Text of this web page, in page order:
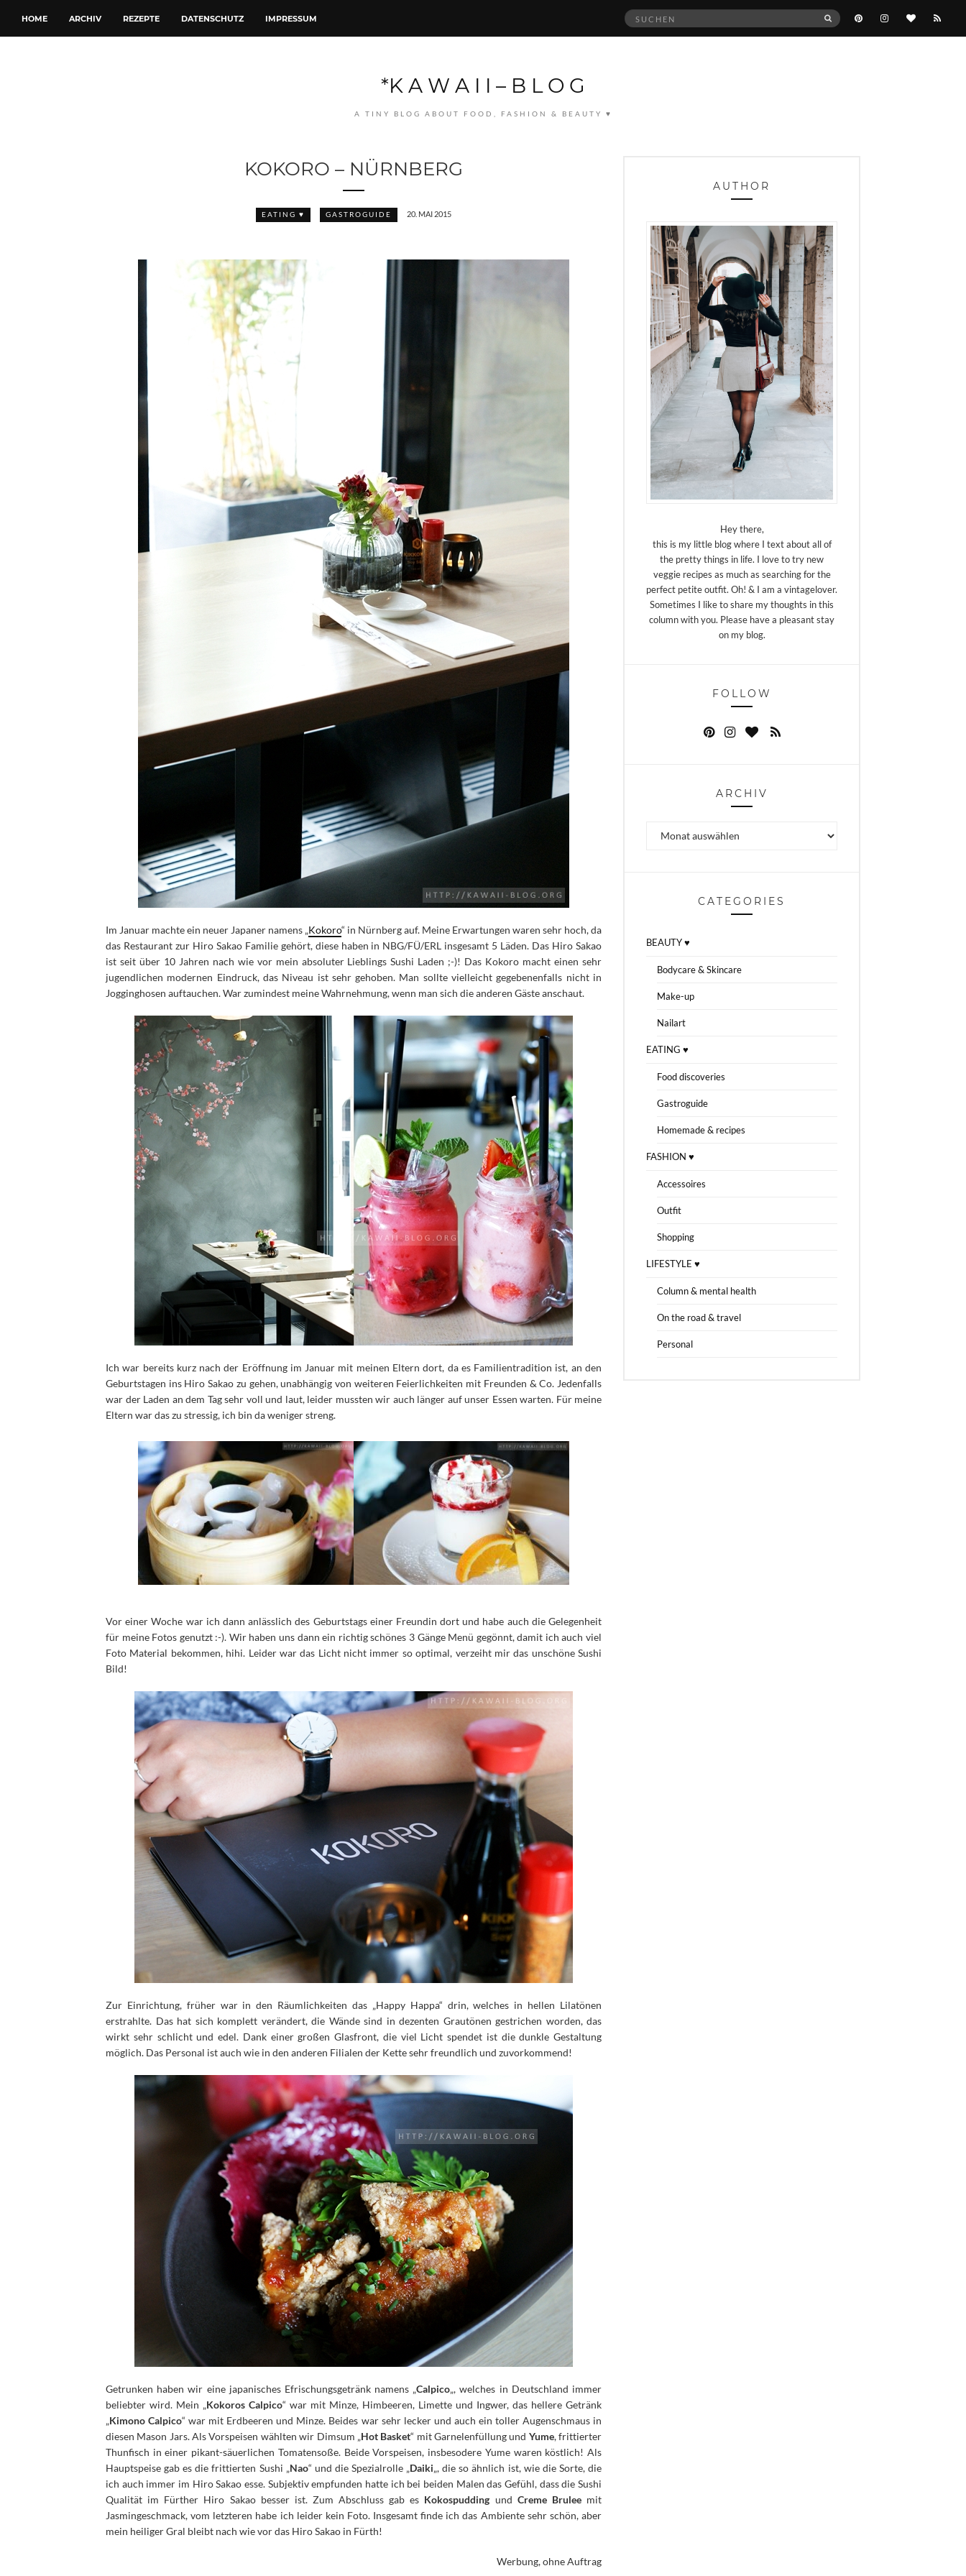
HOME ARCHIV REZEPTE DATENSCHUTZ IMPRESSUM
Suche
SUCHEN
*K A W A I I – B L O G
A TINY BLOG ABOUT FOOD, FASHION & BEAUTY ♥
KOKORO – NÜRNBERG
EATING ♥ GASTROGUIDE 20. MAI 2015
Im Januar machte ein neuer Japaner namens „Kokoro“ in Nürnberg auf. Meine Erwartungen waren sehr hoch, da
das Restaurant zur Hiro Sakao Familie gehört, diese haben in NBG/FÜ/ERL insgesamt 5 Läden. Das Hiro Sakao
ist seit über 10 Jahren nach wie vor mein absoluter Lieblings Sushi Laden ;-)! Das Kokoro macht einen sehr
jugendlichen modernen Eindruck, das Niveau ist sehr gehoben. Man sollte vielleicht gegebenenfalls nicht in
Jogginghosen auftauchen. War zumindest meine Wahrnehmung, wenn man sich die anderen Gäste anschaut.
Ich war bereits kurz nach der Eröffnung im Januar mit meinen Eltern dort, da es Familientradition ist, an den
Geburtstagen ins Hiro Sakao zu gehen, unabhängig von weiteren Feierlichkeiten mit Freunden & Co. Jedenfalls
war der Laden an dem Tag sehr voll und laut, leider mussten wir auch länger auf unser Essen warten. Für meine
Eltern war das zu stressig, ich bin da weniger streng.
Vor einer Woche war ich dann anlässlich des Geburtstags einer Freundin dort und habe auch die Gelegenheit
für meine Fotos genutzt :-). Wir haben uns dann ein richtig schönes 3 Gänge Menü gegönnt, damit ich auch viel
Foto Material bekommen, hihi. Leider war das Licht nicht immer so optimal, verzeiht mir das unschöne Sushi
Bild!
Zur Einrichtung, früher war in den Räumlichkeiten das „Happy Happa“ drin, welches in hellen Lilatönen
erstrahlte. Das hat sich komplett verändert, die Wände sind in dezenten Grautönen gestrichen worden, das
wirkt sehr schlicht und edel. Dank einer großen Glasfront, die viel Licht spendet ist die dunkle Gestaltung
möglich. Das Personal ist auch wie in den anderen Filialen der Kette sehr freundlich und zuvorkommend!
Getrunken haben wir eine japanisches Efrischungsgetränk namens „Calpico„, welches in Deutschland immer
beliebter wird. Mein „Kokoros Calpico“ war mit Minze, Himbeeren, Limette und Ingwer, das hellere Getränk
„Kimono Calpico“ war mit Erdbeeren und Minze. Beides war sehr lecker und auch ein toller Augenschmaus in
diesen Mason Jars. Als Vorspeisen wählten wir Dimsum „Hot Basket“ mit Garnelenfüllung und Yume, frittierter
Thunfisch in einer pikant-säuerlichen Tomatensoße. Beide Vorspeisen, insbesodere Yume waren köstlich! Als
Hauptspeise gab es die frittierten Sushi „Nao“ und die Spezialrolle „Daiki„, die so ähnlich ist, wie die Sorte, die
ich auch immer im Hiro Sakao esse. Subjektiv empfunden hatte ich bei beiden Malen das Gefühl, dass die Sushi
Qualität im Fürther Hiro Sakao besser ist. Zum Abschluss gab es Kokospudding und Creme Bruleemit
Jasmingeschmack, vom letzteren habe ich leider kein Foto. Insgesamt finde ich das Ambiente sehr schön, aber
mein heiliger Gral bleibt nach wie vor das Hiro Sakao in Fürth!
Werbung, ohne Auftrag
AUTHOR
Hey there,
this is my little blog where I text about all of
the pretty things in life. I love to try new
veggie recipes as much as searching for the
perfect petite outfit. Oh! & I am a vintagelover.
Sometimes I like to share my thoughts in this
column with you. Please have a pleasant stay
on my blog.
FOLLOW
ARCHIV
CATEGORIES
BEAUTY ♥
Bodycare & Skincare
Make-up
Nailart
EATING ♥
Food discoveries
Gastroguide
Homemade & recipes
FASHION ♥
Accessoires
Outfit
Shopping
LIFESTYLE ♥
Column & mental health
On the road & travel
Personal